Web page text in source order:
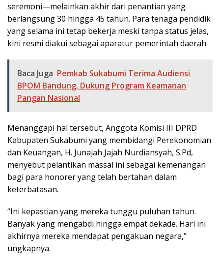
seremoni—melainkan akhir dari penantian yang
berlangsung 30 hingga 45 tahun. Para tenaga pendidik
yang selama ini tetap bekerja meski tanpa status jelas,
kini resmi diakui sebagai aparatur pemerintah daerah.
Baca Juga Pemkab Sukabumi Terima Audiensi
BPOM Bandung, Dukung Program Keamanan
Pangan Nasional
Menanggapi hal tersebut, Anggota Komisi III DPRD
Kabupaten Sukabumi yang membidangi Perekonomian
dan Keuangan, H. Junajah Jajah Nurdiansyah, S.Pd,
menyebut pelantikan massal ini sebagai kemenangan
bagi para honorer yang telah bertahan dalam
keterbatasan.
“Ini kepastian yang mereka tunggu puluhan tahun.
Banyak yang mengabdi hingga empat dekade. Hari ini
akhirnya mereka mendapat pengakuan negara,”
ungkapnya.